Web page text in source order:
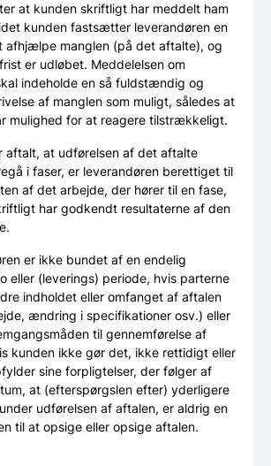
at kunden skriftligt har meddelt ham
kunden fastsætter leverandøren en
afhjælpe manglen (på det aftalte), og
er udløbet. Meddelelsen om
indeholde en så fuldstændig og
af manglen som muligt, således at
mulighed for at reagere tilstrækkeligt.
aftalt, at udførelsen af det aftalte
i faser, er leverandøren berettiget til
af det arbejde, der hører til en fase,
har godkendt resultaterne af den
er ikke bundet af en endelig
eller (leverings) periode, hvis parterne
indholdet eller omfanget af aftalen
ændring i specifikationer osv.) eller
til gennemførelse af
kunden ikke gør det, ikke rettidigt eller
sine forpligtelser, der følger af
at (efterspørgslen efter) yderligere
udførelsen af aftalen, er aldrig en
til at opsige eller opsige aftalen.